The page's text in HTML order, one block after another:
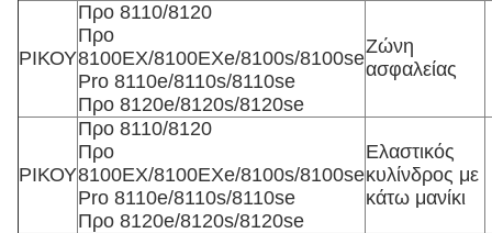
ΡΙΚΟΥ
Προ 8110/8120
Προ
8100EX/8100EXe/8100s/8100se
Pro 8110e/8110s/8110se
Προ 8120e/8120s/8120se
Ζώνη
ασφαλείας
ΡΙΚΟΥ
Προ 8110/8120
Προ
8100EX/8100EXe/8100s/8100se
Pro 8110e/8110s/8110se
Προ 8120e/8120s/8120se
Ελαστικός
κυλίνδρος με
κάτω μανίκι